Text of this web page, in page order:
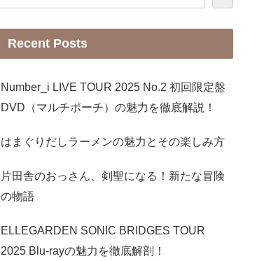
Recent Posts
Number_i LIVE TOUR 2025 No.2 初回限定盤
DVD（マルチポーチ）の魅力を徹底解説！
はまぐりだしラーメンの魅力とその楽しみ方
片田舎のおっさん、剣聖になる！新たな冒険
の物語
ELLEGARDEN SONIC BRIDGES TOUR
2025 Blu-rayの魅力を徹底解剖！